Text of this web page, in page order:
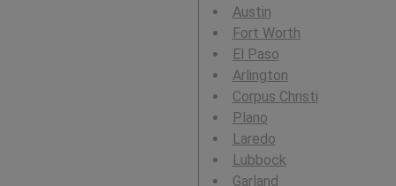
Austin
Fort Worth
El Paso
Arlington
Corpus Christi
Plano
Laredo
Lubbock
Garland